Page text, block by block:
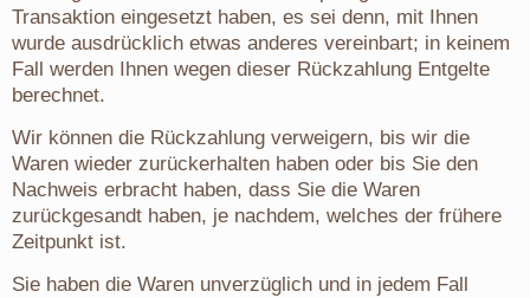
Transaktion eingesetzt haben, es sei denn, mit Ihnen
wurde ausdrücklich etwas anderes vereinbart; in keinem
Fall werden Ihnen wegen dieser Rückzahlung Entgelte
berechnet.
Wir können die Rückzahlung verweigern, bis wir die
Waren wieder zurückerhalten haben oder bis Sie den
Nachweis erbracht haben, dass Sie die Waren
zurückgesandt haben, je nachdem, welches der frühere
Zeitpunkt ist.
Sie haben die Waren unverzüglich und in jedem Fall